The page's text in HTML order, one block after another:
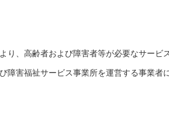
り、高齢者および障害者等が必要なサービ
障害福祉サービス事業所を運営する事業者